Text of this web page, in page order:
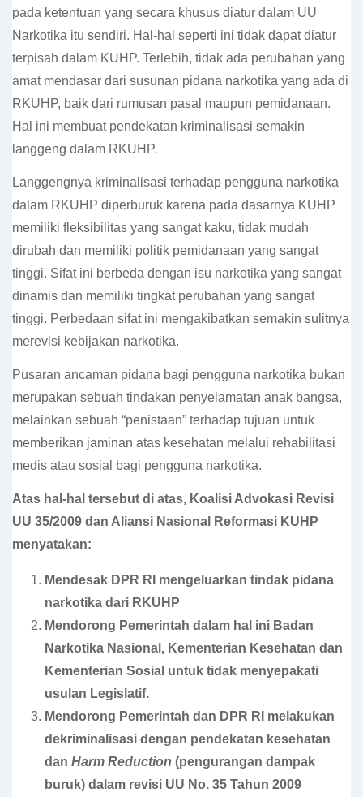
pada ketentuan yang secara khusus diatur dalam UU
Narkotika itu sendiri. Hal-hal seperti ini tidak dapat diatur
terpisah dalam KUHP. Terlebih, tidak ada perubahan yang
amat mendasar dari susunan pidana narkotika yang ada di
RKUHP, baik dari rumusan pasal maupun pemidanaan.
Hal ini membuat pendekatan kriminalisasi semakin
langgeng dalam RKUHP.
Langgengnya kriminalisasi terhadap pengguna narkotika
dalam RKUHP diperburuk karena pada dasarnya KUHP
memiliki fleksibilitas yang sangat kaku, tidak mudah
dirubah dan memiliki politik pemidanaan yang sangat
tinggi. Sifat ini berbeda dengan isu narkotika yang sangat
dinamis dan memiliki tingkat perubahan yang sangat
tinggi. Perbedaan sifat ini mengakibatkan semakin sulitnya
merevisi kebijakan narkotika.
Pusaran ancaman pidana bagi pengguna narkotika bukan
merupakan sebuah tindakan penyelamatan anak bangsa,
melainkan sebuah “penistaan” terhadap tujuan untuk
memberikan jaminan atas kesehatan melalui rehabilitasi
medis atau sosial bagi pengguna narkotika.
Atas hal-hal tersebut di atas, Koalisi Advokasi Revisi
UU 35/2009 dan Aliansi Nasional Reformasi KUHP
menyatakan:
Mendesak DPR RI mengeluarkan tindak pidana
narkotika dari RKUHP
Mendorong Pemerintah dalam hal ini Badan
Narkotika Nasional, Kementerian Kesehatan dan
Kementerian Sosial untuk tidak menyepakati
usulan Legislatif.
Mendorong Pemerintah dan DPR RI melakukan
dekriminalisasi dengan pendekatan kesehatan
dan Harm Reduction (pengurangan dampak
buruk) dalam revisi UU No. 35 Tahun 2009